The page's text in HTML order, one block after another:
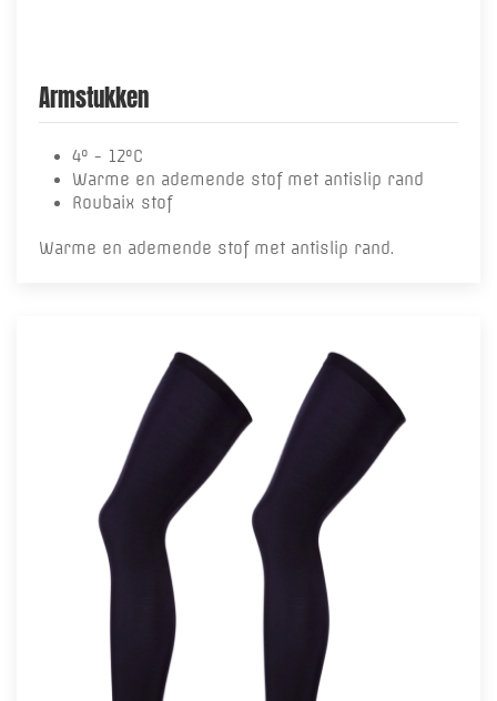
Armstukken
4° - 12°C
Warme en ademende stof met antislip rand
Roubaix stof
Warme en ademende stof met antislip rand.